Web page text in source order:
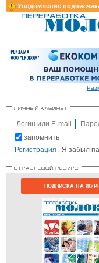
Уведомление
запомнить
Регистрация | Я забыл
ПОДПИСКА НА